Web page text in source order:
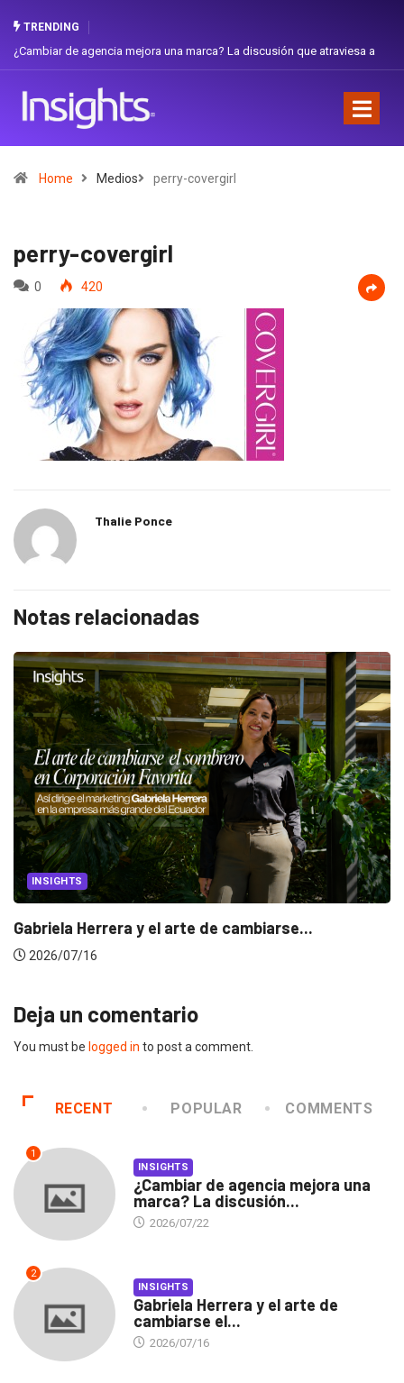
TRENDING
de agencia mejora una marca? La discusión que atraviesa a
Home Medios perry-covergirl
perry-covergirl
0 420
Thalie Ponce
Notas relacionadas
INSIGHTS
Gabriela Herrera y el arte de cambiarse...
2026/07/16
Deja un comentario
You must be logged in to post a comment.
RECENT POPULAR COMMENTS
1
INSIGHTS
¿Cambiar de agencia mejora una
marca? La discusión...
2026/07/22
2
INSIGHTS
Gabriela Herrera y el arte de
cambiarse el...
2026/07/16